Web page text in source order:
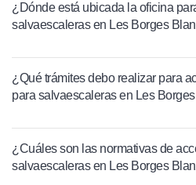
¿Dónde está ubicada la oficina
salvaescaleras en Les Borges
¿Qué trámites debo realizar para
para salvaescaleras en Les
¿Cuáles son las normativas de
salvaescaleras en Les Borges